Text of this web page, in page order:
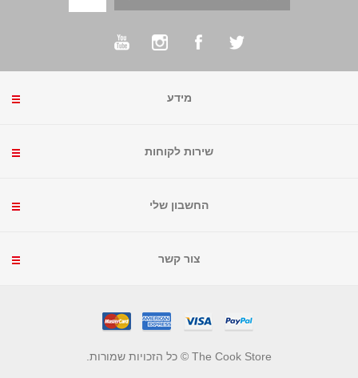
מידע
שירות לקוחות
החשבון שלי
צור קשר
The Cook Store © כל הזכויות שמורות.